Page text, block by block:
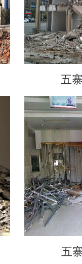
五
五